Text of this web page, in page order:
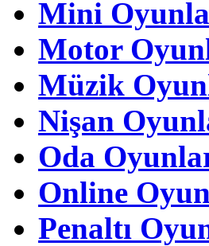
Mini
Motor
Müzik
Nişan
Oda
Online
Penaltı